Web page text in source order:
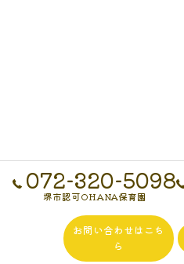
072-320-5098
堺市認可OHANA保育園
お問い合わせはこち
ら